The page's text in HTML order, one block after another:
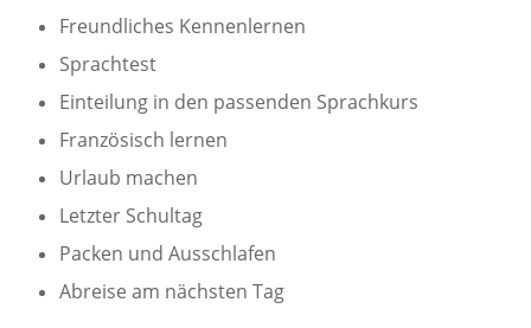
Freundliches Kennenlernen
Sprachtest
Einteilung in den passenden Sprachkurs
Französisch lernen
Urlaub machen
Letzter Schultag
Packen und Ausschlafen
Abreise am nächsten Tag